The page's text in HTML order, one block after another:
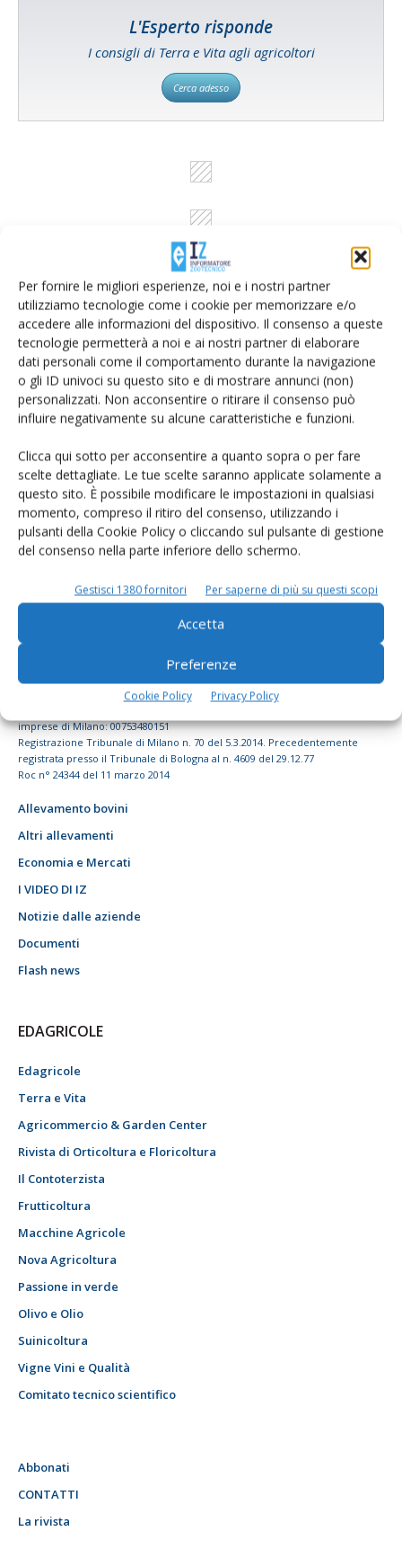
Per fornire le migliori esperienze, noi e i nostri partner
utilizziamo tecnologie come i cookie per memorizzare e/o
accedere alle informazioni del dispositivo. Il consenso a queste
tecnologie permetterà a noi e ai nostri partner di elaborare
dati personali come il comportamento durante la navigazione
o gli ID univoci su questo sito e di mostrare annunci (non)
personalizzati. Non acconsentire o ritirare il consenso può
influire negativamente su alcune caratteristiche e funzioni.
Clicca qui sotto per acconsentire a quanto sopra o per fare
scelte dettagliate. Le tue scelte saranno applicate solamente a
questo sito. È possibile modificare le impostazioni in qualsiasi
momento, compreso il ritiro del consenso, utilizzando i
pulsanti della Cookie Policy o cliccando sul pulsante di gestione
del consenso nella parte inferiore dello schermo.
Gestisci 1380 fornitori Per saperne di più su questi scopi
Accetta
Preferenze
Cookie Policy Privacy Policy
L'Esperto risponde
I consigli di Terra e Vita agli agricoltori
Cerca adesso
Rimani aggiornato sul mondo
dell’agricoltura
Iscriviti alle nostre newsletter
© Tecniche Nuove Spa. Tutti i diritti riservati. Sede legale Via Eritrea 21 -
imprese di Milano: 00753480151
Registrazione Tribunale di Milano n. 70 del 5.3.2014. Precedentemente
registrata presso il Tribunale di Bologna al n. 4609 del 29.12.77
Roc n° 24344 del 11 marzo 2014
Allevamento bovini
Altri allevamenti
Economia e Mercati
I VIDEO DI IZ
Notizie dalle aziende
Documenti
Flash news
EDAGRICOLE
Edagricole
Terra e Vita
Agricommercio & Garden Center
Rivista di Orticoltura e Floricoltura
Il Contoterzista
Frutticoltura
Macchine Agricole
Nova Agricoltura
Passione in verde
Olivo e Olio
Suinicoltura
Vigne Vini e Qualità
Comitato tecnico scientifico
Abbonati
CONTATTI
La rivista